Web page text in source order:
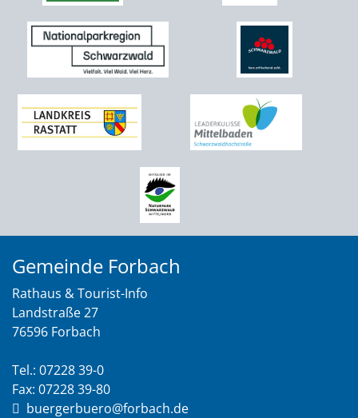
Gemeinde Forbach
Rathaus & Tourist-Info
Landstraße 27
76596 Forbach
Tel.: 07228 39-0
Fax: 07228 39-80
buergerbuero@forbach.de